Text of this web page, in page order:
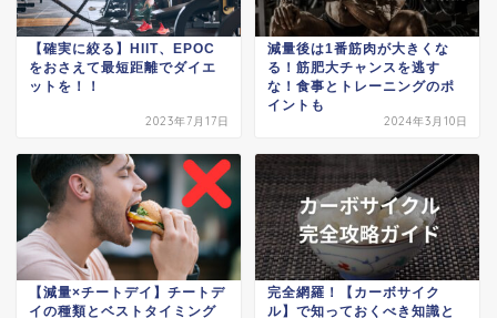
【確実に絞る】HIIT、EPOC
をおさえて最短距離でダイエ
ットを！！
2023年7月17日
減量後は1番筋肉が大きくな
る！筋肥大チャンスを逃す
な！食事とトレーニングのポ
イントも
2024年3月10日
【減量×チートデイ】チートデ
イの種類とベストタイミング
完全網羅！【カーボサイク
ル】で知っておくべき知識と